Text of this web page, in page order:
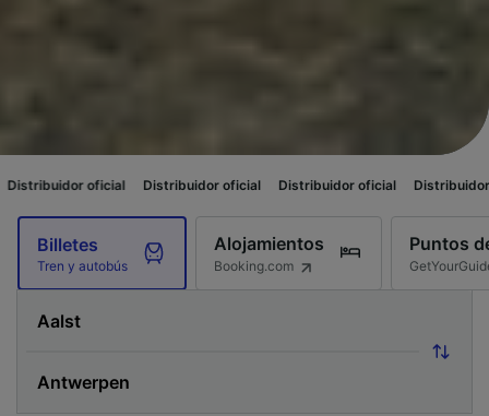
Distribuidor oficial Distribuidor oficial Distribuidor oficial
Billetes
Tren y autobús
Alojamientos
Booking.com
Puntos